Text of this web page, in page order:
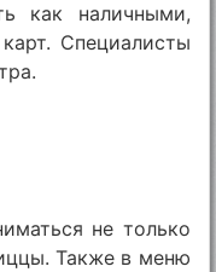
как наличными,
Специалисты
не только
Также в меню